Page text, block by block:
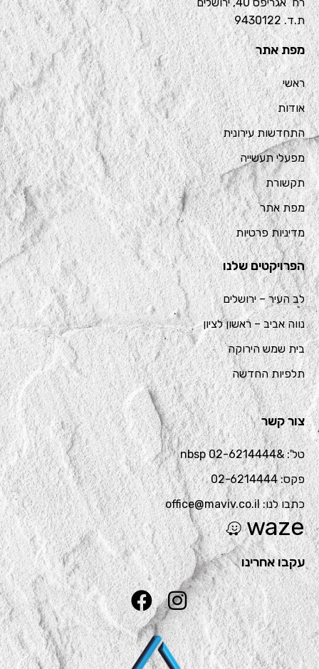
רח’ אגריפס 40, ירושלים
ת.ד. 9430122
מפת אתר
ראשי
אודות
התחדשות עירונית
מפעלי תעשייה
תקשורת
מפת אתר
מדיניות פרטיות
הפרויקטים שלנו
לב העיר – ירושלים
נווה אביב – ראשון לציון
בית שמש הירוקה
תלפיות החדשה
צור קשר
טל': &nbsp 02-6214444
פקס: 02-6214444
כתבו לנו: office@maviv.co.il
waze
עקבו אחרינו